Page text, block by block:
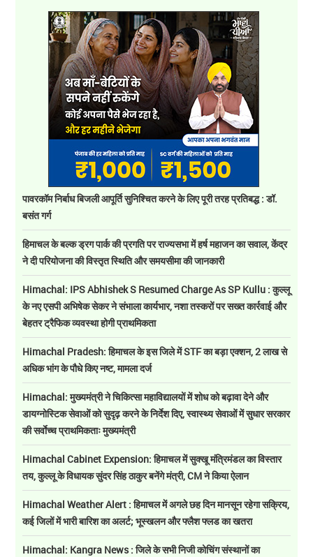
पावरकॉम निर्बाध बिजली आपूर्ति सुनिश्चित करने के लिए पूरी तरह प्रतिबद्ध : डॉ.
बसंत गर्ग
हिमाचल के बल्क ड्रग पार्क की प्रगति पर राज्यसभा में हर्ष महाजन का सवाल, केंद्र
ने दी परियोजना की विस्तृत स्थिति और समयसीमा की जानकारी
Himachal: IPS Abhishek S Resumed Charge As SP Kullu : कुल्लू
के नए एसपी अभिषेक सेकर ने संभाला कार्यभार, नशा तस्करों पर सख्त कार्रवाई और
बेहतर ट्रैफिक व्यवस्था होगी प्राथमिकता
Himachal Pradesh: हिमाचल के इस जिले में STF का बड़ा एक्शन, 2 लाख से
अधिक भांग के पौधे किए नष्ट, मामला दर्ज
Himachal: मुख्यमंत्री ने चिकित्सा महाविद्यालयों में शोध को बढ़ावा देने और
डायग्नोस्टिक सेवाओं को सुदृढ़ करने के निर्देश दिए, स्वास्थ्य सेवाओं में सुधार सरकार
की सर्वाेच्च प्राथमिकताः मुख्यमंत्री
Himachal Cabinet Expension: हिमाचल में सुक्खू मंत्रिमंडल का विस्तार
तय, कुल्लू के विधायक सुंदर सिंह ठाकुर बनेंगे मंत्री, CM ने किया ऐलान
Himachal Weather Alert : हिमाचल में अगले छह दिन मानसून रहेगा सक्रिय,
कई जिलों में भारी बारिश का अलर्ट; भूस्खलन और फ्लैश फ्लड का खतरा
Himachal: Kangra News : जिले के सभी निजी कोचिंग संस्थानों का